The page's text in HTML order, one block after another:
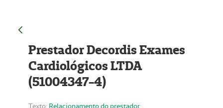
Prestador Decordis Exames
Cardiológicos LTDA
(51004347-4)
Texto: Relacionamento do prestador